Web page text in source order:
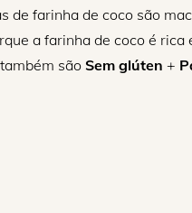
de farinha de coco são
a farinha de coco é
são Sem glúten +